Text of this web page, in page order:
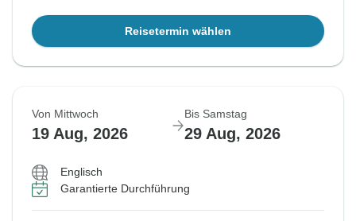
Reisetermin wählen
Von Mittwoch
19 Aug, 2026
Bis Samstag
29 Aug, 2026
Englisch
Garantierte Durchführung